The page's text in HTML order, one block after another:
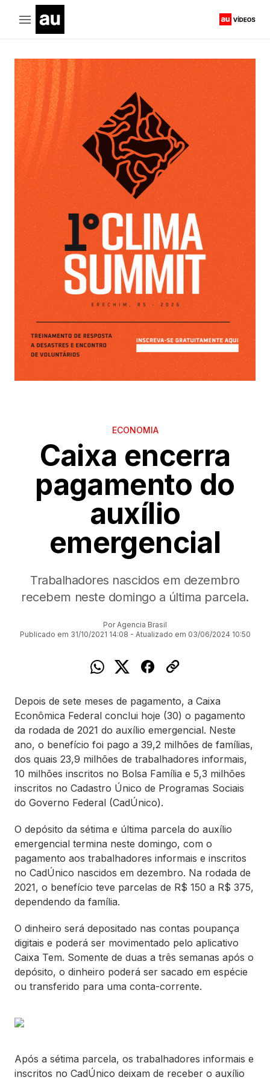
ECONOMIA
Caixa encerra
pagamento do
auxílio
emergencial
Trabalhadores nascidos em dezembro
recebem neste domingo a última parcela.
Por Agencia Brasil
Publicado em 31/10/2021 14:08 - Atualizado em 03/06/2024 10:50
Depois de sete meses de pagamento, a Caixa
Econômica Federal conclui hoje (30) o pagamento
da rodada de 2021 do auxílio emergencial. Neste
ano, o benefício foi pago a 39,2 milhões de famílias,
dos quais 23,9 milhões de trabalhadores informais,
10 milhões inscritos no Bolsa Família e 5,3 milhões
inscritos no Cadastro Único de Programas Sociais
do Governo Federal (CadÚnico).
O depósito da sétima e última parcela do auxílio
emergencial termina neste domingo, com o
pagamento aos trabalhadores informais e inscritos
no CadÚnico nascidos em dezembro. Na rodada de
2021, o benefício teve parcelas de R$ 150 a R$ 375,
dependendo da família.
O dinheiro será depositado nas contas poupança
digitais e poderá ser movimentado pelo aplicativo
Caixa Tem. Somente de duas a três semanas após o
depósito, o dinheiro poderá ser sacado em espécie
ou transferido para uma conta-corrente.
Após a sétima parcela, os trabalhadores informais e
inscritos no CadÚnico deixam de receber o auxílio